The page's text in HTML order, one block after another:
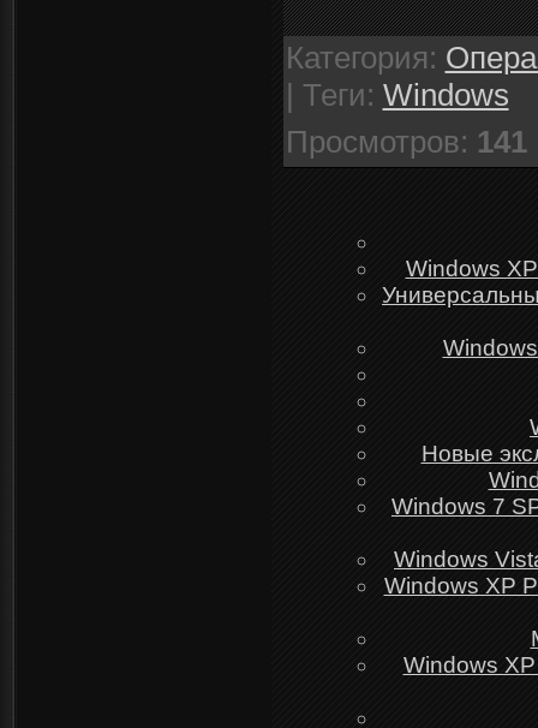
Категория:
| Теги: Windows
Просмотров: 141
Windows
Новые
Windows 7
Windows
Windows XP
Windows